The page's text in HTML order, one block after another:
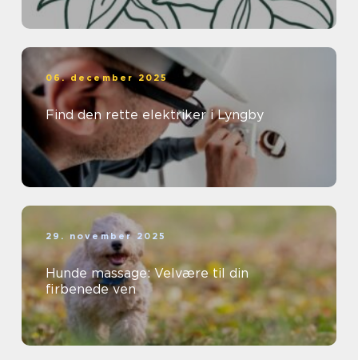
06. december 2025
Find den rette elektriker i Lyngby
29. november 2025
Hunde massage: Velvære til din
firbenede ven